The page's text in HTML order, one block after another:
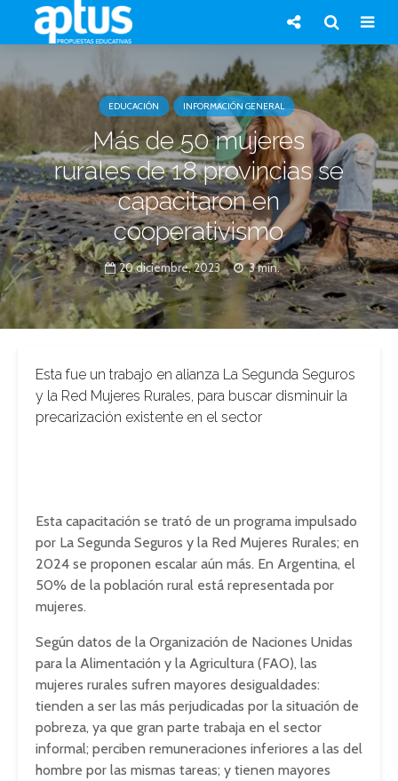
EDUCACIÓN INFORMACIÓN GENERAL
Más de 50 mujeres
rurales de 18 provincias se
capacitaron en
cooperativismo
20 diciembre, 2023 3 min.
Esta fue un trabajo en alianza La Segunda Seguros
y la Red Mujeres Rurales, para buscar disminuir la
precarización existente en el sector
Esta capacitación se trató de un programa impulsado
por La Segunda Seguros y la Red Mujeres Rurales; en
2024 se proponen escalar aún más. En Argentina, el
50% de la población rural está representada por
mujeres.
Según datos de la Organización de Naciones Unidas
para la Alimentación y la Agricultura (FAO), las
mujeres rurales sufren mayores desigualdades:
tienden a ser las más perjudicadas por la situación de
pobreza, ya que gran parte trabaja en el sector
informal; perciben remuneraciones inferiores a las del
hombre por las mismas tareas; y tienen mayores